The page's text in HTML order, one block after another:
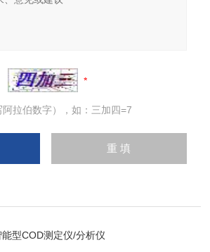
拉伯数字），如：三加四=7
型COD测定仪/分析仪